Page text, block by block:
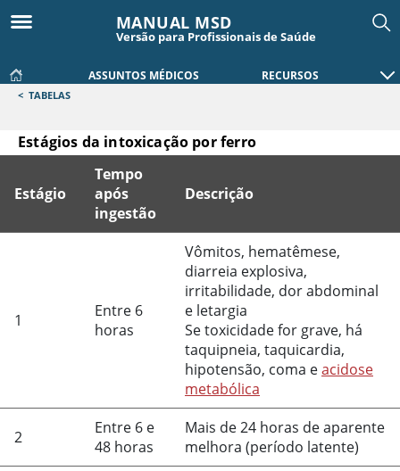
MANUAL MSD
Versão para Profissionais de Saúde
ASSUNTOS MÉDICOS RECURSOS
< TABELAS
Estágios da intoxicação por ferro
Estágios da intoxicação por ferro
Estágio
Tempo
após
ingestão
Descrição
1
Entre 6
horas
Vômitos, hematêmese,
diarreia explosiva,
irritabilidade, dor abdominal
e letargia
Se toxicidade for grave, há
taquipneia, taquicardia,
hipotensão, coma eacidose
metabólica
2
Entre 6 e
48 horas
Mais de 24 horas de aparente
melhora (período latente)